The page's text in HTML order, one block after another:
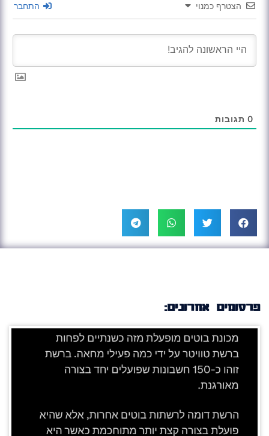
הצטרף כמנוי התחבר
0 תגובות
פרסומים אחרונים: